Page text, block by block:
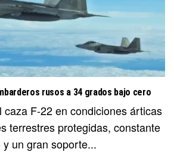
rusos a 34 grados bajo cero
caza F-22 en condiciones árticas
terrestres protegidas, constante
un gran soporte...